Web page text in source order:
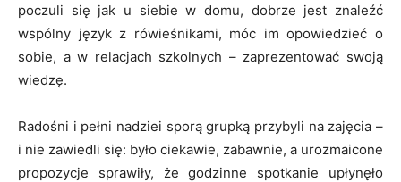
poczuli się jak u siebie w domu, dobrze jest znaleźć
wspólny język z rówieśnikami, móc im opowiedzieć o
sobie, a w relacjach szkolnych – zaprezentować swoją
wiedzę.
Radośni i pełni nadziei sporą grupką przybyli na zajęcia –
i nie zawiedli się: było ciekawie, zabawnie, a urozmaicone
propozycje sprawiły, że godzinne spotkanie upłynęło